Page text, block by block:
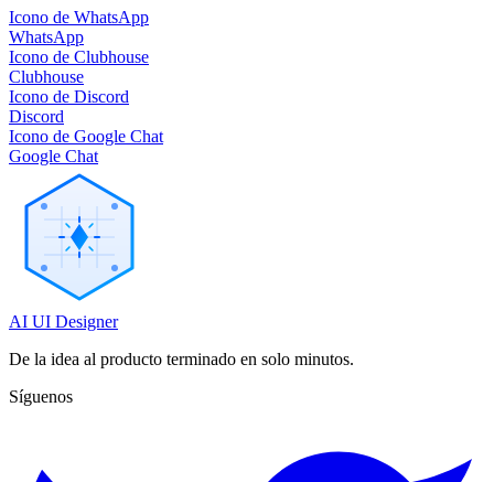
Icono de WhatsApp
WhatsApp
Icono de Clubhouse
Clubhouse
Icono de Discord
Discord
Icono de Google Chat
Google Chat
AI UI Designer
De la idea al producto terminado en solo minutos.
Síguenos